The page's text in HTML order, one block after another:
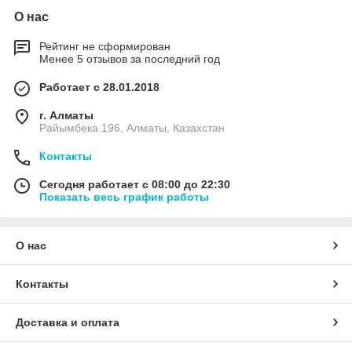
О нас
Рейтинг не сформирован
Менее 5 отзывов за последний год
Работает с 28.01.2018
г. Алматы
Райымбека 196, Алматы, Казахстан
Контакты
Сегодня работает с 08:00 до 22:30
Показать весь график работы
О нас
Контакты
Доставка и оплата